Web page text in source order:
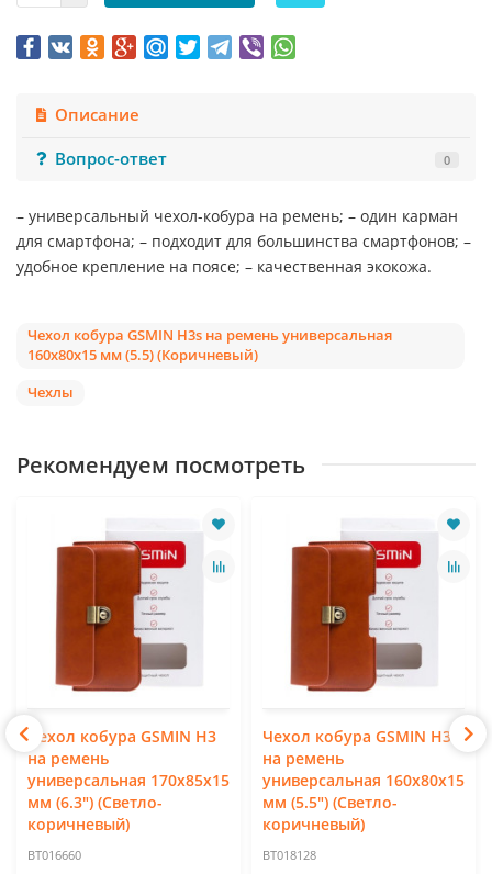
Описание
Вопрос-ответ
0
– универсальный чехол-кобура на ремень; – один карман
для смартфона; – подходит для большинства смартфонов; –
удобное крепление на поясе; – качественная экокожа.
Чехол кобура GSMIN H3s на ремень универсальная
160x80x15 мм (5.5) (Коричневый)
Чехлы
Рекомендуем посмотреть
Чехол кобура GSMIN H3
на ремень
универсальная 170x85x15
мм (6.3") (Светло-
коричневый)
BT016660
Чехол кобура GSMIN H3s
на ремень
универсальная 160x80x15
мм (5.5") (Светло-
коричневый)
BT018128